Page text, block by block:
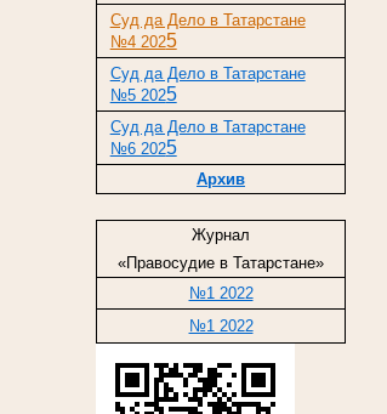
Суд да Дело в Татарстане
№4 2025
Суд да Дело в Татарстане
№5 2025
Суд да Дело в Татарстане
№6 2025
Архив
Журнал
«Правосудие в Татарстане»
№1 2022
№1 2022